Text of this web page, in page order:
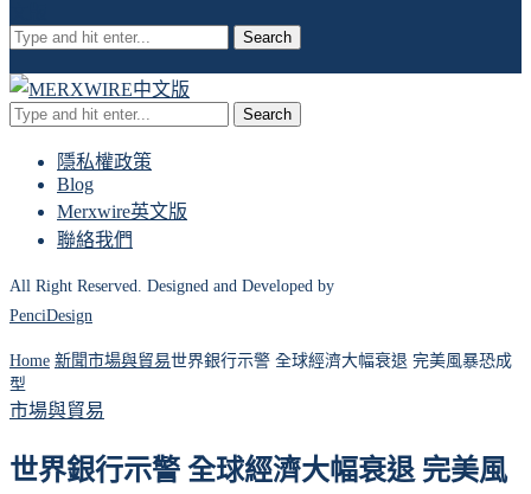
Search
Search
隱私權政策
Blog
Merxwire英文版
聯絡我們
All Right Reserved. Designed and Developed by
PenciDesign
Home 新聞市場與貿易世界銀行示警 全球經濟大幅衰退 完美風暴恐成
型
市場與貿易
世界銀行示警 全球經濟大幅衰退 完美風